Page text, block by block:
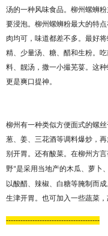
汤的一种风味食品。柳州螺蛳
要浸泡。柳州螺蛳粉最大的特
肉均可，味道都差不多。最好
精、少量汤、糖、醋和生粉。
料、靓汤，撒一小撮芜荽。这
更是爽口提神。
柳州有一种类似方便面式的螺
葱、姜、三花酒等调料爆炒，
别开胃。还有酸菜。在柳州方言
野”是采用当地产的木瓜、萝卜
以酸醋、辣椒、白糖等腌制而
生津开胃。也可加入一些蔬菜
---------------------------------------